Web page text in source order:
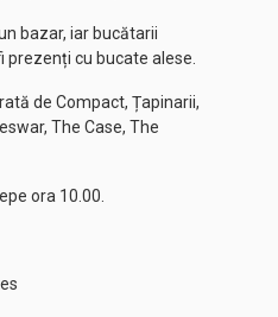
bazar, iar bucătarii
cu bucate alese.
de Compact, Țapinarii,
The Case, The
ora 10.00.